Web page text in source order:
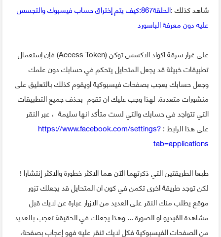
شاهد كذلك :
الحلقة867:كيف يتم إختراق حساب فيسبوك والتجسس
عليه دون معرفة الباسورد
على غرار سرقة اكواد الاكسس توكن (Access Token) فإن إستعمال
تطبيقات خبيثة قد يجعل المتحايل يتحكم في حسابك دون علمك
وجعل حسابك يعجب بصفحات فيسبوكية اويقوم كذلك بالتعليق على
منشورات متعددة. لهذا وجب عليك ان تقوم بحذف جميع التطبيقات
التي تتواجد في حسابك والتي لست متأكد انها سليمة ، عبر النقر
على هذا الرابط :https://www.facebook.com/settings?
tab=applications
طبعا الطريقتين التي ذكرتهما الآن هما الاكثر خطورة والاكثر إنتشارا !
لكن توجد طريقة اخرى تكمن في كون ان المتحايل قد يجعلك تزور
موقع يطلب منك النقر على العديد من الازرار عبارة عن لايك قبل
مشاهدة الڤيديو او الصورة ... وهذا يجعلك في الحقيقة تعجب بالعديد
من الصفحات الفيسبوكية فكل لايك تنقر عليه فهو إعجاب بصفحة،